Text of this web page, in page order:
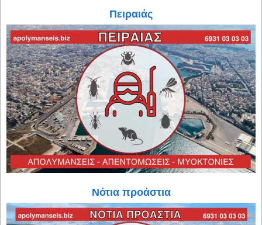
Πειραιάς
Νότια προάστια